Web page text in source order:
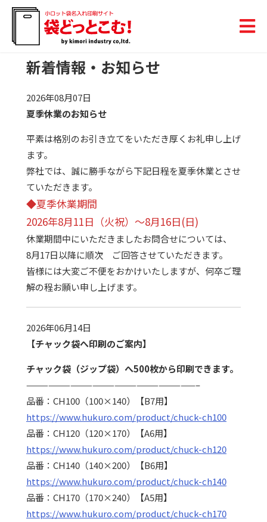
新着情報・お知らせ
2026年08月07日
夏季休業のお知らせ
平素は格別のお引き立てをいただき厚くお礼申し上げ
ます。
弊社では、誠に勝手ながら下記日程を夏季休業とさせ
ていただきます。
◆夏季休業期間
2026年8月11日（火祝）～8月16日(日)
休業期間中にいただきましたお問合せについては、
8月17日以降に順次 ご回答させていただきます。
皆様には大変ご不便をおかけいたしますが、何卒ご理
解の程お願い申し上げます。
2026年06月14日
【チャック袋へ印刷のご案内】
チャック袋（ジップ袋）へ500枚から印刷できます。
———————————————————————–
品番：CH100（100×140）【B7用】
https://www.hukuro.com/product/chuck-ch100
品番：CH120（120×170）【A6用】
https://www.hukuro.com/product/chuck-ch120
品番：CH140（140×200）【B6用】
https://www.hukuro.com/product/chuck-ch140
品番：CH170（170×240）【A5用】
https://www.hukuro.com/product/chuck-ch170